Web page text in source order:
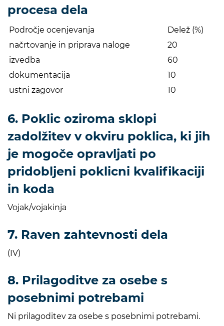
procesa dela
Področje ocenjevanja
Delež (%)
načrtovanje in priprava naloge
20
izvedba
60
dokumentacija
10
ustni zagovor
10
6. Poklic oziroma sklopi
zadolžitev v okviru poklica, ki jih
je mogoče opravljati po
pridobljeni poklicni kvalifikaciji
in koda
Vojak/vojakinja
7. Raven zahtevnosti dela
(IV)
8. Prilagoditve za osebe s
posebnimi potrebami
Ni prilagoditev za osebe s posebnimi potrebami.